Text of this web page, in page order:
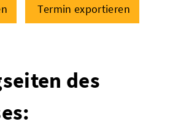
Termin exportieren
des